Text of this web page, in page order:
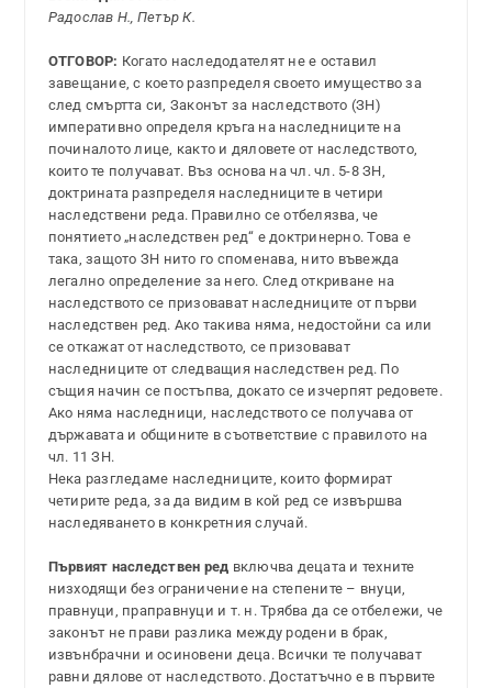
Радослав Н., Петър К.
ОТГОВОР: Когато наследодателят не е оставил
завещание, с което разпределя своето имущество за
след смъртта си, Законът за наследството (ЗН)
императивно определя кръга на наследниците на
починалото лице, както и дяловете от наследството,
които те получават. Въз основа на чл. чл. 5-8 ЗН,
доктрината разпределя наследниците в четири
наследствени реда. Правилно се отбелязва, че
понятието „наследствен ред“ е доктринерно. Това е
така, защото ЗН нито го споменава, нито въвежда
легално определение за него. След откриване на
наследството се призовават наследниците от първи
наследствен ред. Ако такива няма, недостойни са или
се откажат от наследството, се призовават
наследниците от следващия наследствен ред. По
същия начин се постъпва, докато се изчерпят редовете.
Ако няма наследници, наследството се получава от
държавата и общините в съответствие с правилото на
чл. 11 ЗН.
Нека разгледаме наследниците, които формират
четирите реда, за да видим в кой ред се извършва
наследяването в конкретния случай.
Първият наследствен ред включва децата и техните
низходящи без ограничение на степените – внуци,
правнуци, праправнуци и т. н. Трябва да се отбележи, че
законът не прави разлика между родени в брак,
извънбрачни и осиновени деца. Всички те получават
равни дялове от наследството. Достатъчно е в първите